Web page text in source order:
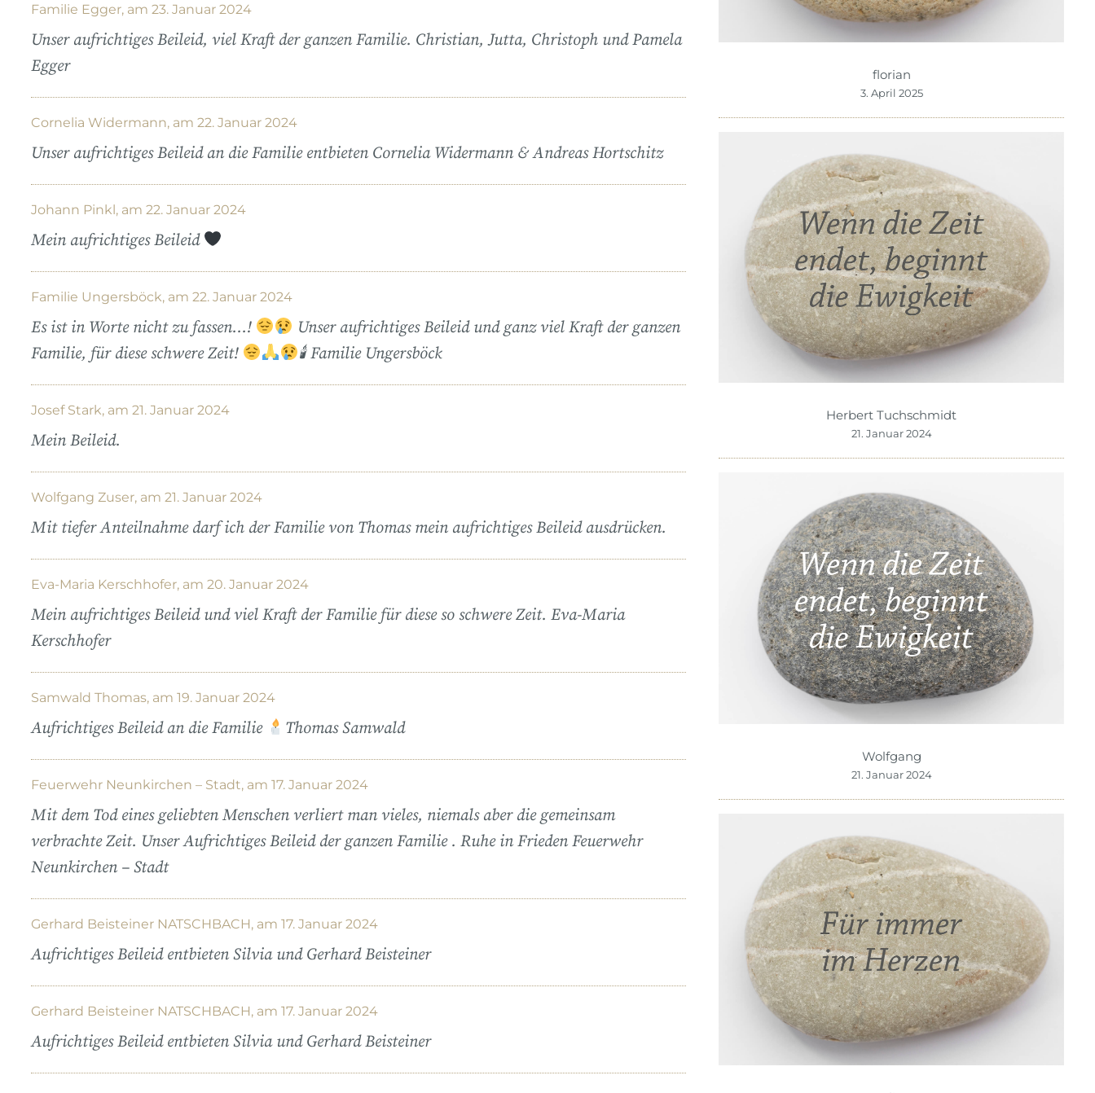
Familie Egger, am 23. Januar 2024
Unser aufrichtiges Beileid, viel Kraft der ganzen Familie. Christian, Jutta, Christoph und Pamela
Egger
Cornelia Widermann, am 22. Januar 2024
Unser aufrichtiges Beileid an die Familie entbieten Cornelia Widermann & Andreas Hortschitz
Johann Pinkl, am 22. Januar 2024
Mein aufrichtiges Beileid
Familie Ungersböck, am 22. Januar 2024
Es ist in Worte nicht zu fassen…!
Unser aufrichtiges Beileid und ganz viel Kraft der ganzen
Familie, für diese schwere Zeit!
🕯 Familie Ungersböck
Josef Stark, am 21. Januar 2024
Mein Beileid.
Wolfgang Zuser, am 21. Januar 2024
Mit tiefer Anteilnahme darf ich der Familie von Thomas mein aufrichtiges Beileid ausdrücken.
Eva-Maria Kerschhofer, am 20. Januar 2024
Mein aufrichtiges Beileid und viel Kraft der Familie für diese so schwere Zeit. Eva-Maria
Kerschhofer
Samwald Thomas, am 19. Januar 2024
Aufrichtiges Beileid an die Familie Thomas Samwald
Feuerwehr Neunkirchen – Stadt, am 17. Januar 2024
Mit dem Tod eines geliebten Menschen verliert man vieles, niemals aber die gemeinsam
verbrachte Zeit. Unser Aufrichtiges Beileid der ganzen Familie . Ruhe in Frieden Feuerwehr
Neunkirchen – Stadt
Gerhard Beisteiner NATSCHBACH, am 17. Januar 2024
Aufrichtiges Beileid entbieten Silvia und Gerhard Beisteiner
Gerhard Beisteiner NATSCHBACH, am 17. Januar 2024
Aufrichtiges Beileid entbieten Silvia und Gerhard Beisteiner
florian
3. April 2025
Herbert Tuchschmidt
21. Januar 2024
Wolfgang
21. Januar 2024